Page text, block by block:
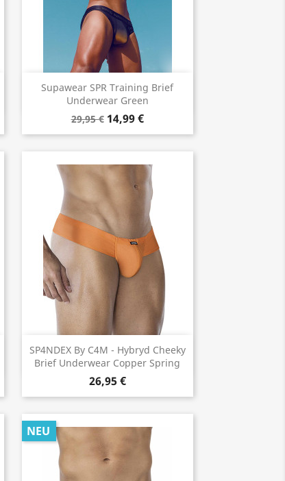
Supawear SPR Training Brief
Underwear Green
29,95 € 14,99 €
Vorschau
SP4NDEX By C4M - Hybryd Cheeky
Brief Underwear Copper Spring
26,95 €
Vorschau
NEU